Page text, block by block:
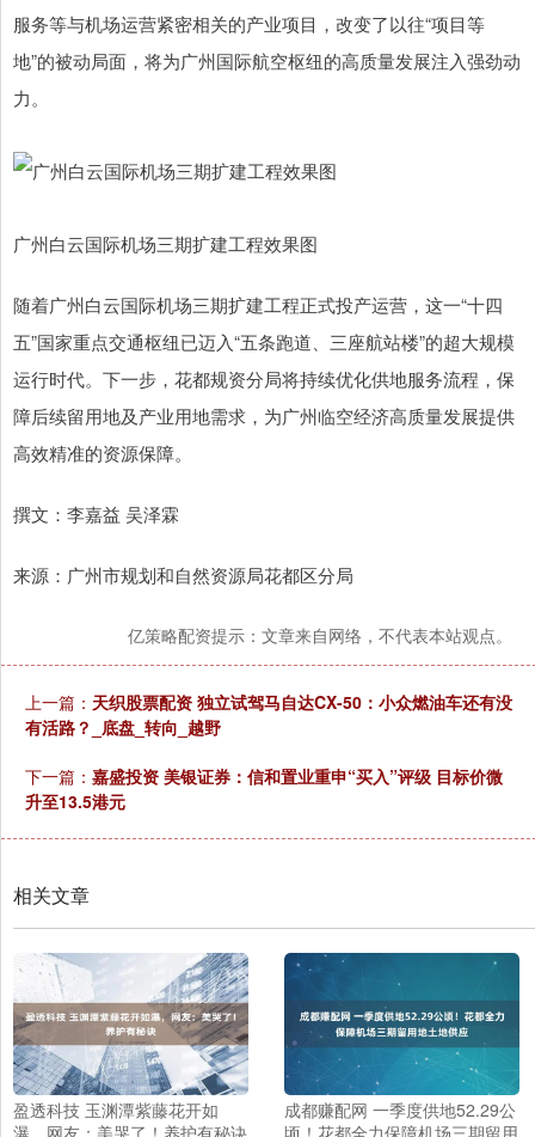
服务等与机场运营紧密相关的产业项目，改变了以往“项目等
地”的被动局面，将为广州国际航空枢纽的高质量发展注入强劲动
力。
广州白云国际机场三期扩建工程效果图
随着广州白云国际机场三期扩建工程正式投产运营，这一“十四
五”国家重点交通枢纽已迈入“五条跑道、三座航站楼”的超大规模
运行时代。下一步，花都规资分局将持续优化供地服务流程，保
障后续留用地及产业用地需求，为广州临空经济高质量发展提供
高效精准的资源保障。
撰文：李嘉益 吴泽霖
来源：广州市规划和自然资源局花都区分局
亿策略配资提示：文章来自网络，不代表本站观点。
上一篇： 天织股票配资 独立试驾马自达CX-50：小众燃油车还有没
有活路？_底盘_转向_越野
下一篇： 嘉盛投资 美银证券：信和置业重申“买入”评级 目标价微
升至13.5港元
相关文章
盈透科技 玉渊潭紫藤花开如
成都赚配网 一季度供地52.29公